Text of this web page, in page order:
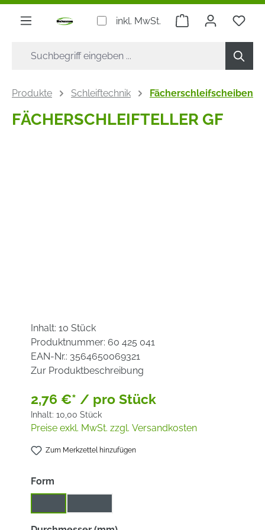
springen
inkl. MwSt. Warenkorb
Produkte Schleiftechnik Fächerschleifscheiben
FÄCHERSCHLEIFTELLER GF
Inhalt: 10 Stück
Produktnummer: 60 425 041
EAN-Nr.: 3564650069321
Zur Produktbeschreibung
2,76 €* / pro Stück
Inhalt: 10,00 Stück
Preise exkl. MwSt. zzgl. Versandkosten
Zum Merkzettel hinzufügen
Form